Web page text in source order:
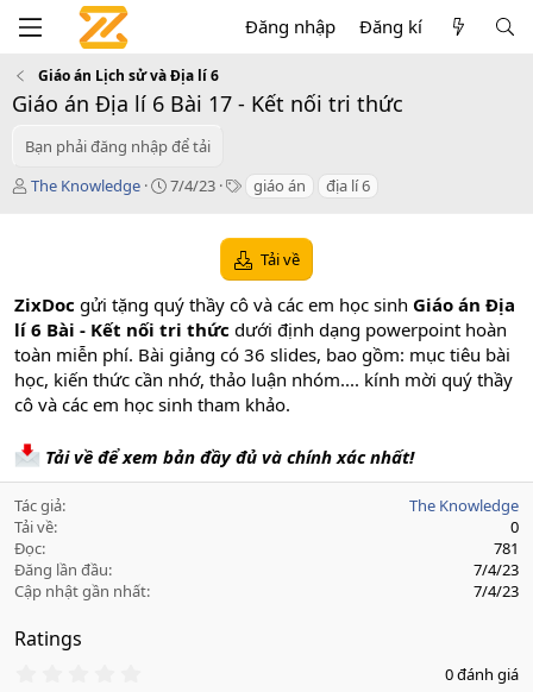
Đăng nhập Đăng kí
Giáo án Lịch sử và Địa lí 6
Giáo án Địa lí 6 Bài 17 - Kết nối tri thức
Bạn phải đăng nhập để tải
T
The Knowledge
C
o
n
d
a
t
7/4/23
T
s
giáo án địa lí 6
Tải về
ZixDoc gửi tặng quý thầy cô và các em học sinh Giáo án Địa
lí 6 Bài - Kết nối tri thức dưới định dạng powerpoint hoàn
toàn miễn phí. Bài giảng có 36 slides, bao gồm: mục tiêu bài
học, kiến thức cần nhớ, thảo luận nhóm.... kính mời quý thầy
cô và các em học sinh tham khảo.
Tải về để xem bản đầy đủ và chính xác nhất!
Tác giả
The Knowledge
Tải về
0
Đọc
781
Đăng lần đầu
7/4/23
Cập nhật gần nhất
7/4/23
Ratings
0 đánh giá